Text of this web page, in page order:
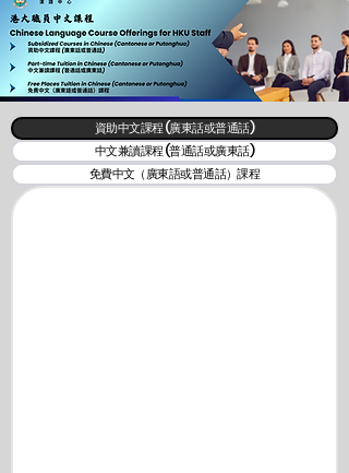
資助中文課程 (廣東話或普通話)
中文兼讀課程 (普通話或廣東話)
免費中文（廣東語或普通話）課程